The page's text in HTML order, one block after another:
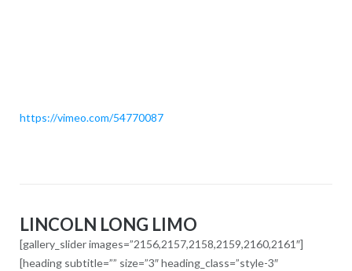
https://vimeo.com/54770087
LINCOLN LONG LIMO
[gallery_slider images=”2156,2157,2158,2159,2160,2161″]
[heading subtitle=”” size=”3″ heading_class=”style-3″